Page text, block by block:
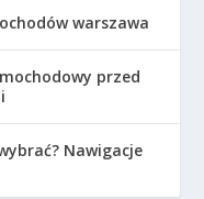
warszawa
przed
Nawigacje